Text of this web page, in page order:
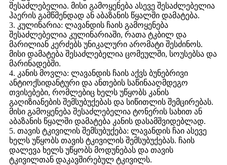
შესაძლებელია. მისი გამოყენება ასევე შესაძლებელია
ჰაერის გამწმენდად ან აბაზანის წყალში დამატება.
3. კულინარია: ლავანდის ჩაის გამოყენება
შესაძლებელია კულინარიაში, რათა ტკბილ და
მარილიან კერძებს უნიკალური არომატი შესძინოს.
მისი დამატება შესაძლებელია ცომეულში, სოუსებსა და
მარინადებში.
4. კანის მოვლა: ლავანდის ჩაის აქვს ბუნებრივი
ანტიოქსიდანტური და ანთების საწინააღმდეგო
თვისებები, რომლებიც ხელს უწყობს კანის
გაღიზიანების შემსუბუქებას და სიწითლის შემცირებას.
მისი გამოყენება შესაძლებელია ტონერის სახით ან
აბაზანის წყალში დამატება კანის დასამშვიდებლად.
5. თავის ტკივილის შემსუბუქება: ლავანდის ჩაი ასევე
ხელს უწყობს თავის ტკივილის შემსუბუქებას. ჩაის
დალევა ხელს უწყობს მოდუნებას და თავის
ტკივილთან დაკავშირებულ ტკივილს.